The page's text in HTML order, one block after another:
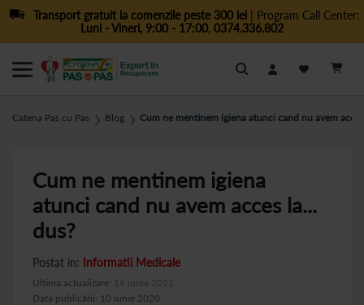
Transport gratuit la comenzile peste 300 lei| Program Call Center:
Luni - Vineri, 9:00 - 17:00, 0374.336.802
Cautare
Catena Pas cu Pas ❯ Blog ❯ Cum ne mentinem igiena atunci cand nu avem
Cum ne mentinem igiena
atunci cand nu avem acces la...
dus?
Postat in: Informatii Medicale
Data publicării: 10 iunie 2020
Ultima actualizare: 16 iunie 2021